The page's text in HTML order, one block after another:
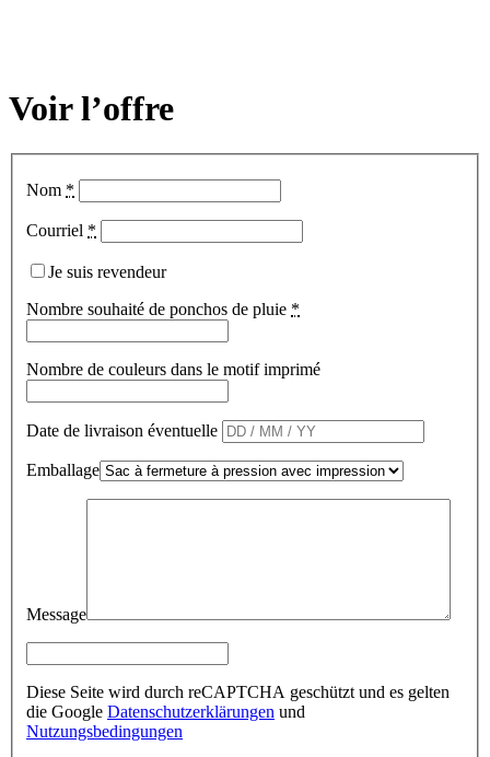
Voir l’offre
Nom *
Courriel *
Je suis revendeur
Nombre souhaité de ponchos de pluie *
Nombre de couleurs dans le motif imprimé
Date de livraison éventuelle
Emballage
Message
Diese Seite wird durch reCAPTCHA geschützt und es gelten
die Google Datenschutzerklärungen und
Nutzungsbedingungen